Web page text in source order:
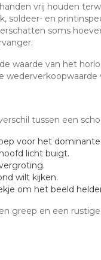
vrij houden
en
soms
waarde van het
tussen een
voor het
licht buigt.
wilt kijken.
om het beeld
greep en een